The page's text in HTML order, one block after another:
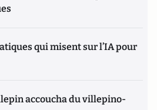
qui misent sur l’IA pour
accoucha du villepino-